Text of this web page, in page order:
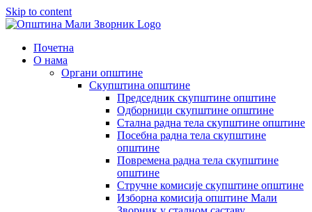
Skip to content
Почетна
О нама
Органи општине
Скупштина општине
Председник скупштине општине
Одборници скупштине општине
Стална радна тела скупштине општине
Посебна радна тела скупштине
општине
Повремена радна тела скупштине
општине
Стручне комисије скупштине општине
Изборна комисија општине Мали